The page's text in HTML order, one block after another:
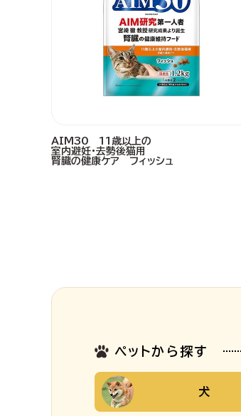
AIM30 11歳以上の
室内避妊・去勢後猫用
腎臓の健康ケア フィッシュ
ペットから探す
犬